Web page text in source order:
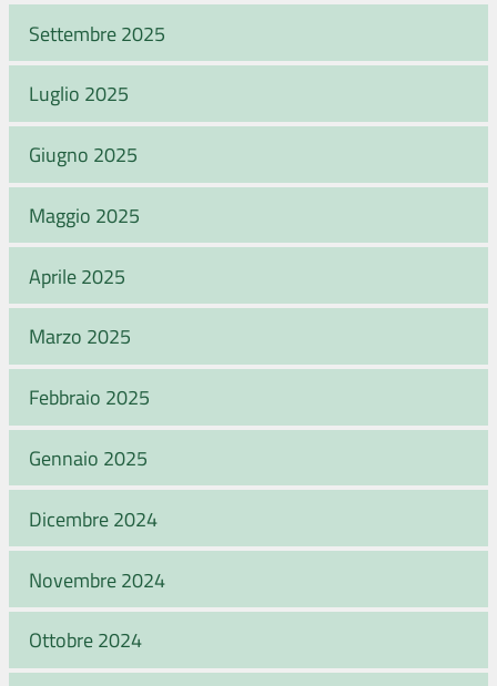
Settembre 2025
Luglio 2025
Giugno 2025
Maggio 2025
Aprile 2025
Marzo 2025
Febbraio 2025
Gennaio 2025
Dicembre 2024
Novembre 2024
Ottobre 2024